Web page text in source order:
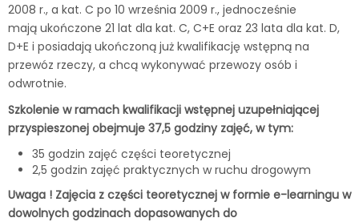
2008 r., a kat. C po 10 września 2009 r., jednocześnie
mają ukończone 21 lat dla kat. C, C+E oraz 23 lata dla kat. D,
D+E i posiadają ukończoną już kwalifikację wstępną na
przewóz rzeczy, a chcą wykonywać przewozy osób i
odwrotnie.
Szkolenie w ramach kwalifikacji wstępnej uzupełniającej
przyspieszonej obejmuje 37,5 godziny zajęć, w tym:
35 godzin zajęć części teoretycznej
2,5 godzin zajęć praktycznych w ruchu drogowym
Uwaga ! Zajęcia z części teoretycznej w formie e-learningu w
dowolnych godzinach dopasowanych do